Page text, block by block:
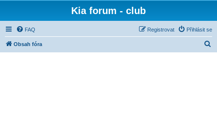
Kia forum - club
FAQ Přihlásit se
Registrovat
Obsah fóra